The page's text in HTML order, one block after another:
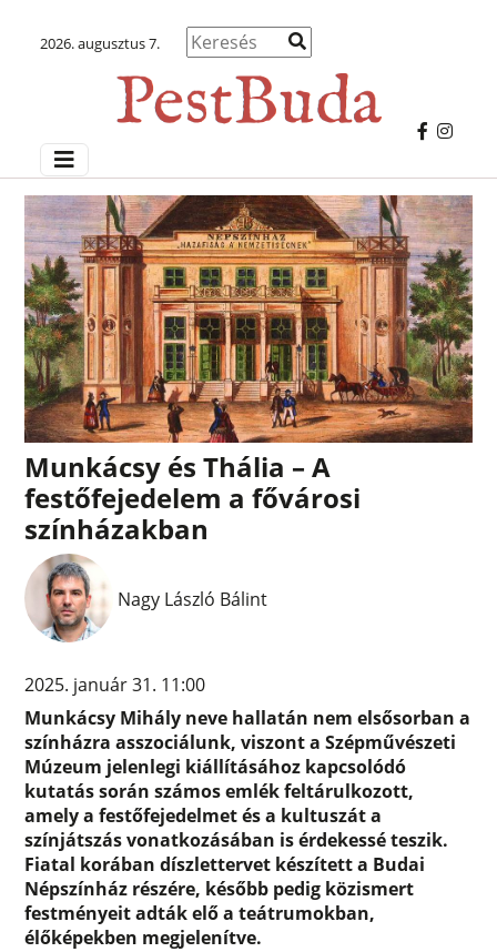
2026. augusztus 7.
Munkácsy és Thália – A
festőfejedelem a fővárosi
színházakban
Nagy László Bálint
2025. január 31. 11:00
Munkácsy Mihály neve hallatán nem elsősorban a
színházra asszociálunk, viszont a Szépművészeti
Múzeum jelenlegi kiállításához kapcsolódó
kutatás során számos emlék feltárulkozott,
amely a festőfejedelmet és a kultuszát a
színjátszás vonatkozásában is érdekessé teszik.
Fiatal korában díszlettervet készített a Budai
Népszínház részére, később pedig közismert
festményeit adták elő a teátrumokban,
élőképekben megjelenítve.